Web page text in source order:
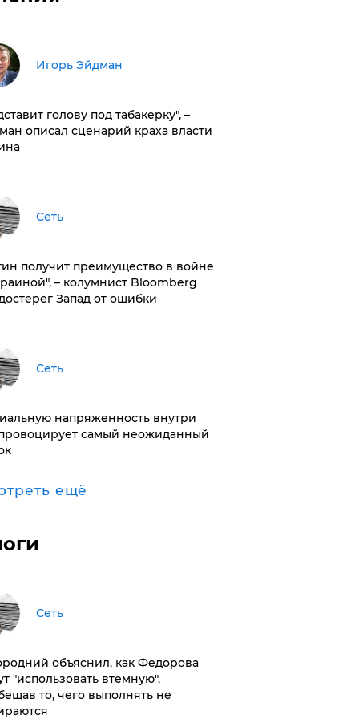
Игорь Эйдман
голову под табакерку", –
описал сценарий краха власти
Сеть
получит преимущество в войне
– колумнист Bloomberg
Запад от ошибки
Сеть
напряженность внутри
самый неожиданный
ещё
Сеть
объяснил, как Федорова
"использовать втемную",
то, чего выполнять не